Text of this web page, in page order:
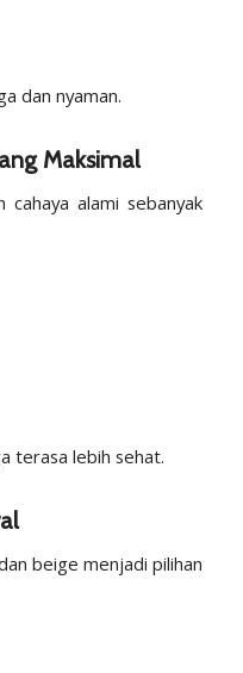
dan nyaman.
Maksimal
cahaya alami sebanyak
terasa lebih sehat.
beige menjadi pilihan